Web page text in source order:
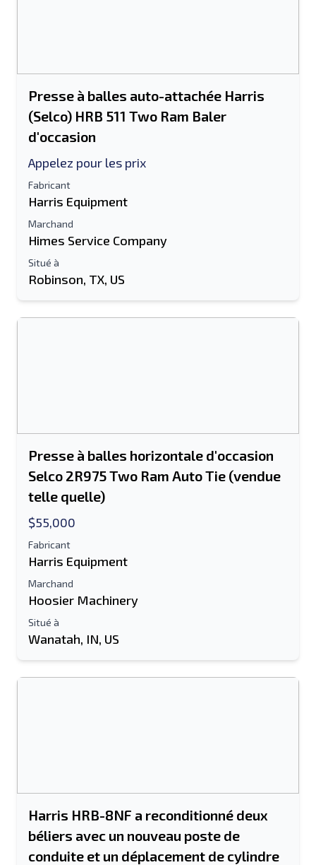
Presse à balles auto-attachée Harris
(Selco) HRB 511 Two Ram Baler
d'occasion
Appelez pour les prix
Fabricant
Harris Equipment
Marchand
Himes Service Company
Situé à
Robinson, TX, US
Presse à balles horizontale d'occasion
Selco 2R975 Two Ram Auto Tie (vendue
telle quelle)
$55,000
Fabricant
Harris Equipment
Marchand
Hoosier Machinery
Situé à
Wanatah, IN, US
Harris HRB-8NF a reconditionné deux
béliers avec un nouveau poste de
conduite et un déplacement de cylindre